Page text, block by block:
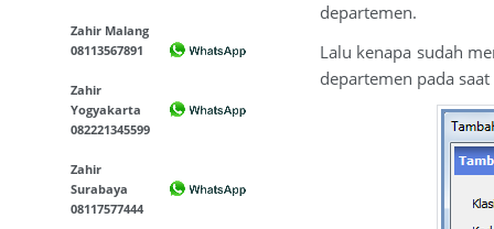
Zahir Malang
08113567891
Zahir
Yogyakarta
082221345599
Zahir
Surabaya
08117577444
departemen.
Lalu kenapa sudah
departemen pada